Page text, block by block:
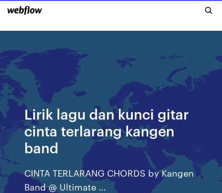
Lirik lagu dan kunci gitar
cinta terlarang kangen
band
CINTA TERLARANG CHORDS by Kangen
Band @ Ultimate …